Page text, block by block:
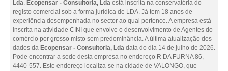
Lda. Ecopensar - Consultoria, Lda está inscrita na conservatória do
registo comercial sob a forma jurídica de LDA. Já tem 18 anos de
experiência desempenhada no sector ao qual pertence. A empresa está
inscrita na atividade CINI que envolve o desenvolvimento de Agentes do
comércio por grosso misto sem predominância. A última atualização dos
dados da Ecopensar - Consultoria, Lda data do dia 14 de julho de 2026.
Pode encontrar a sede desta empresa no endereço R DA FURNA 86,
4440-557. Este endereço localiza-se na cidade de VALONGO, que